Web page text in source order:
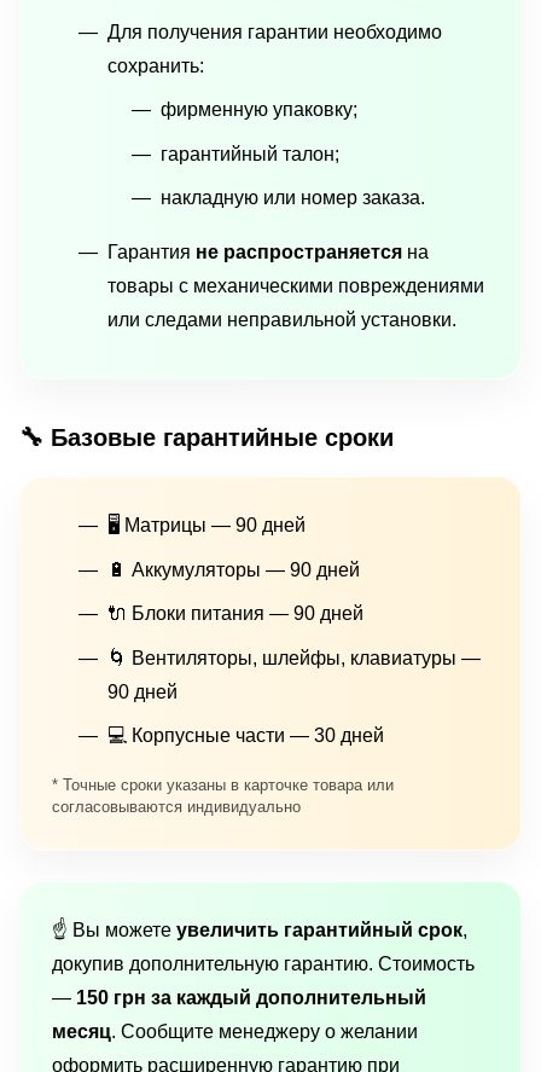
Для получения гарантии необходимо
сохранить:
фирменную упаковку;
гарантийный талон;
накладную или номер заказа.
Гарантия не распространяется на
товары с механическими повреждениями
или следами неправильной установки.
🔧 Базовые гарантийные сроки
🖥 Матрицы — 90 дней
🔋 Аккумуляторы — 90 дней
🔌 Блоки питания — 90 дней
🌀 Вентиляторы, шлейфы, клавиатуры —
90 дней
💻 Корпусные части — 30 дней
* Точные сроки указаны в карточке товара или
согласовываются индивидуально
☝️ Вы можете увеличить гарантийный срок,
докупив дополнительную гарантию. Стоимость
— 150 грн за каждый дополнительный
месяц. Сообщите менеджеру о желании
оформить расширенную гарантию при